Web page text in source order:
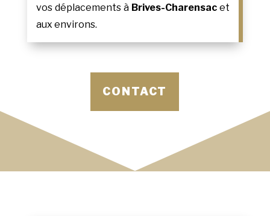
vos déplacements à Brives-Charensac et
aux environs.
CONTACT